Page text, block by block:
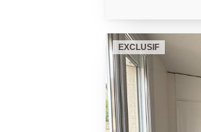
EXCLUSIF